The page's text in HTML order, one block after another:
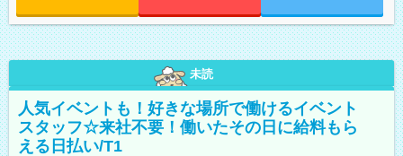
未読
人気イベントも！好きな場所で働けるイベント
スタッフ☆来社不要！働いたその日に給料もら
える日払い/T1